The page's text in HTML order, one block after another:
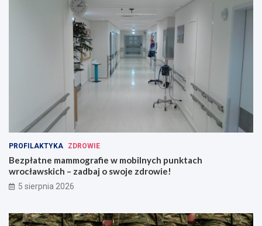
PROFILAKTYKA ZDROWIE
Bezpłatne mammografie w mobilnych punktach
wrocławskich – zadbaj o swoje zdrowie!
5 sierpnia 2026